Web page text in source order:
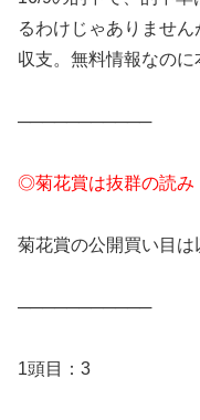
るわけじゃありませ
収支。無料情報なのに
───────────
◎菊花賞は抜群の読み
菊花賞の公開買い目は
───────────
1頭目：3